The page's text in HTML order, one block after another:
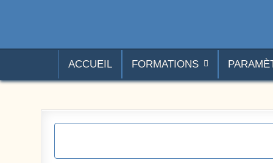
ACCUEIL FORMATIONS